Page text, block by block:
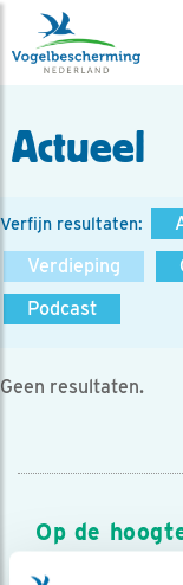
Actueel
Verfijn resultaten:
Verdieping
Podcast
Geen resultaten.
Op de
Meld je aan en